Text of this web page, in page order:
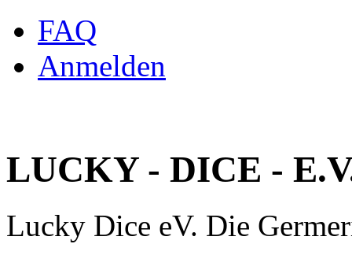
FAQ
Anmelden
LUCKY - DICE -
Lucky Dice eV. Die